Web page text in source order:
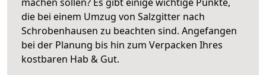
die bei einem Umzug von Salzgitter nach
Schrobenhausen zu beachten sind. Angefangen
bei der Planung bis hin zum Verpacken Ihres
kostbaren Hab & Gut.